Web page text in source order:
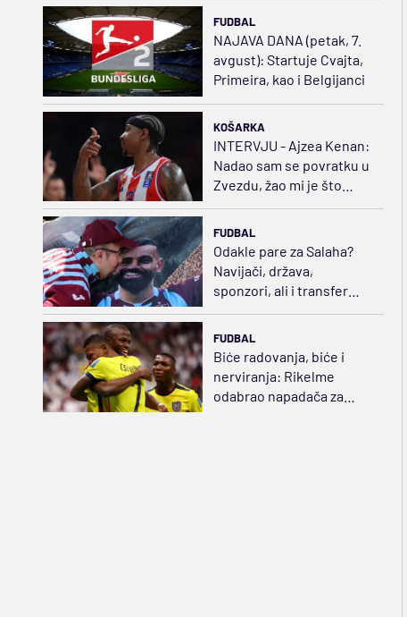
FUDBAL
NAJAVA DANA (petak, 7.
avgust): Startuje Cvajta,
Primeira, kao i Belgijanci
KOŠARKA
INTERVJU - Ajzea Kenan:
Nadao sam se povratku u
Zvezdu, žao mi je što
neće videti moje novo
FUDBAL
Odakle pare za Salaha?
Navijači, država,
sponzori, ali i transfer
FUDBAL
Biće radovanja, biće i
nerviranja: Rikelme
odabrao napadača za